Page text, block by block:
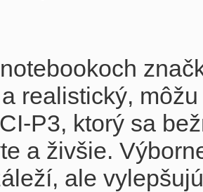
realistický,
P3, ktorý sa
a živšie.
ale